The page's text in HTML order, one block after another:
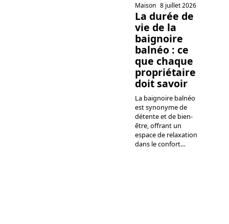
Maison 8 juillet 2026
La durée de
vie de la
baignoire
balnéo : ce
que chaque
propriétaire
doit savoir
La baignoire balnéo
est synonyme de
détente et de bien-
être, offrant un
espace de relaxation
dans le confort…